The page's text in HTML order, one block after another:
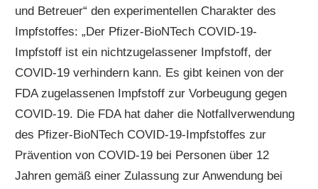
und Betreuer“ den experimentellen Charakter des
Impfstoffes: „Der Pfizer-BioNTech COVID-19-
Impfstoff ist ein nichtzugelassener Impfstoff, der
COVID-19 verhindern kann. Es gibt keinen von der
FDA zugelassenen Impfstoff zur Vorbeugung gegen
COVID-19. Die FDA hat daher die Notfallverwendung
des Pfizer-BioNTech COVID-19-Impfstoffes zur
Prävention von COVID-19 bei Personen über 12
Jahren gemäß einer Zulassung zur Anwendung bei